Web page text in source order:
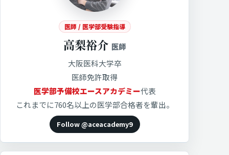
医師 / 医学部受験指導
高梨裕介 医師
大阪医科大学卒
医師免許取得
医学部予備校エースアカデミー代表
これまでに760名以上の医学部合格者を輩出。
Follow @aceacademy9